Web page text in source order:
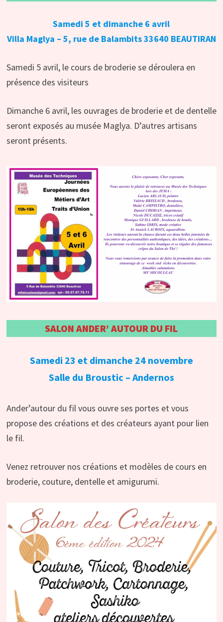
Samedi 5 et dimanche 6 avril
Villa Maglya – 5, rue de Balambits 33640 BEAUTIRAN
Samedi 5 avril, le cours de broderie se déroulera en
présence des visiteurs
Dimanche 6 avril, les ouvrages de broderie et de dentelle
seront exposés au musée Maglya. D’autres artisans
seront présents.
SALON ANDER’ AUTOUR DU FIL
Samedi 23 et dimanche 24 novembre
Salle du Broustic – Andernos
Ander’autour du fil vous ouvre ses portes et vous
propose des créations et des créateurs ayant pour lien
le fil.
Venez retrouver nos créations et modèles de cours en
broderie, couture, dentelle et amigurumi.